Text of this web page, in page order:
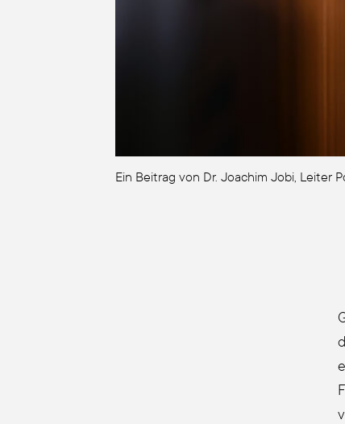
Ein Bei­trag von Dr. Joa­chim Jobi, Lei­ter